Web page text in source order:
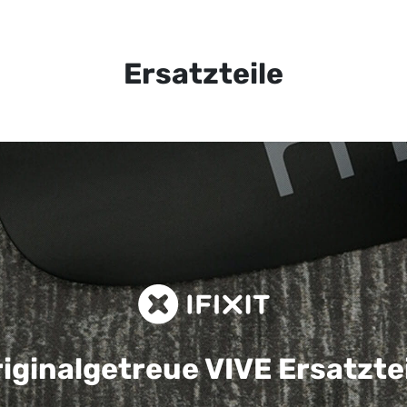
Ersatzteile
VIVE